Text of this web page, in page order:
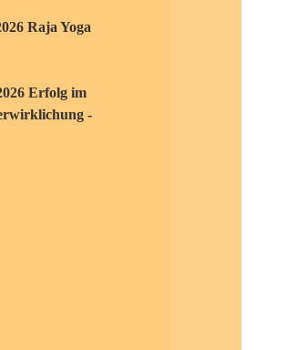
Raja Yoga
Erfolg im
-